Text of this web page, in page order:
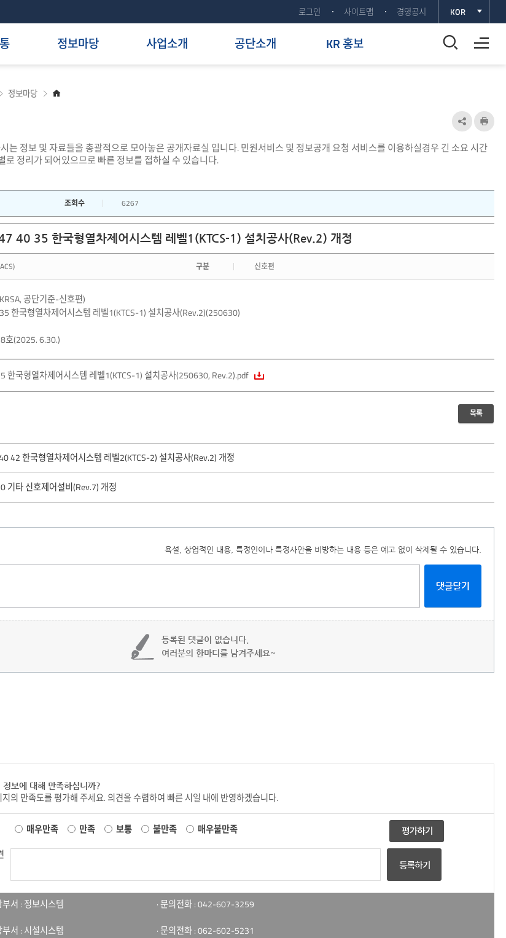
로그인 사이트맵 경영공시 KOR
정보마당 사업소개 공단소개 KR 홍보
통
색
창
전체메뉴 열기
정보마당
는 정보 및 자료들을 총괄적으로 모아놓은 공개자료실 입니다. 민원서비스 및 정보공개 요청 서비스를 이용하실경우 긴 소요 시간
로 정리가 되어있으므로 빠른 정보를 접하실 수 있습니다.
공
유
기
인
조회수 6267
40 35 한국형열차제어시스템 레벨1(KTCS-1) 설치공사(Rev.2) 개정
구분 신호편
공단기준-신호편)
한국형열차제어시스템 레벨1(KTCS-1) 설치공사(Rev.2)(250630)
호(2025. 6.30.)
한국형열차제어시스템 레벨1(KTCS-1) 설치공사(250630, Rev.2).pdf
목록
42 한국형열차제어시스템 레벨2(KTCS-2) 설치공사(Rev.2) 개정
기타 신호제어설비(Rev.7) 개정
욕설, 상업적인 내용, 특정인이나 특정사안을 비방하는 내용 등은 예고 없이 삭제될 수 있습니다.
등록된 댓글이 없습니다.
여러분의 한마디를 남겨주세요~
정보에 대해 만족하십니까?
의 만족도를 평가해 주세요. 의견을 수렴하여 빠른 시일 내에 반영하겠습니다.
매우만족 만족 보통 불만족
매우불만족
부서 : 정보시스템
· 문의전화 : 042-607-3259
부서 : 시설시스템
· 문의전화 : 062-602-5231